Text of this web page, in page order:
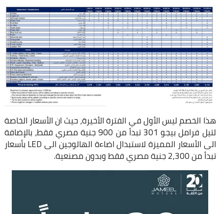
هذا الخصم ليس الأول في الفترة الأخيرة، حيث ان الأسعار الخاصة
لتيل فرامل بيجو 301 تبدأ من 900 جنية مصري فقط، بالإضافة
الى الأسعار المميزة لاستبدال اضاءة الهالوجين الى LED بأسعار
تبدأ من 2,300 جنية مصري فقط وبدون مصنعية.